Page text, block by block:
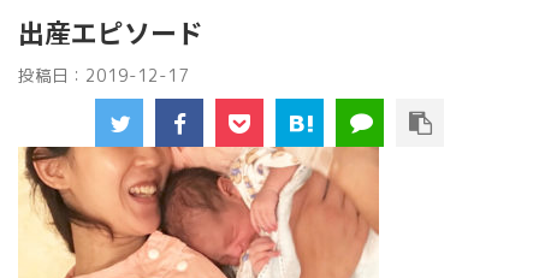
出産エピソード
投稿日： 2019-12-17